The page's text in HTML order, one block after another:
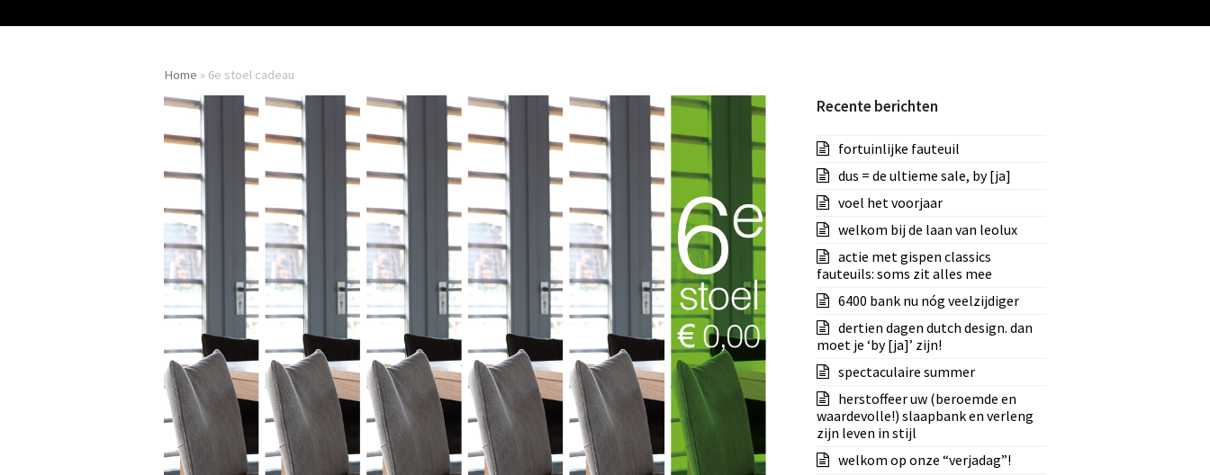
Home » 6e stoel cadeau
Recente berichten
fortuinlijke fauteuil
dus = de ultieme sale, by [ja]
voel het voorjaar
welkom bij de laan van leolux
actie met gispen classics
fauteuils: soms zit alles mee
6400 bank nu nóg veelzijdiger
dertien dagen dutch design. dan
moet je ‘by [ja]’ zijn!
spectaculaire summer
herstoffeer uw (beroemde en
waardevolle!) slaapbank en verleng
zijn leven in stijl
welkom op onze “verjadag”!